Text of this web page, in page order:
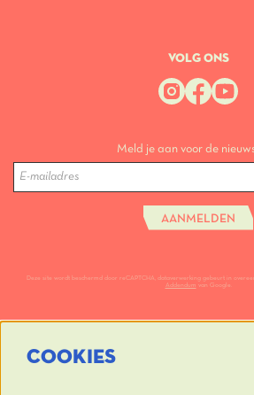
VOLG ONS
Meld je aan voor de
AANMELDEN
Deze site wordt beschermd door reCAPTCHA, dataverwerking gebeurt in
Addendum van Google.
COOKIES